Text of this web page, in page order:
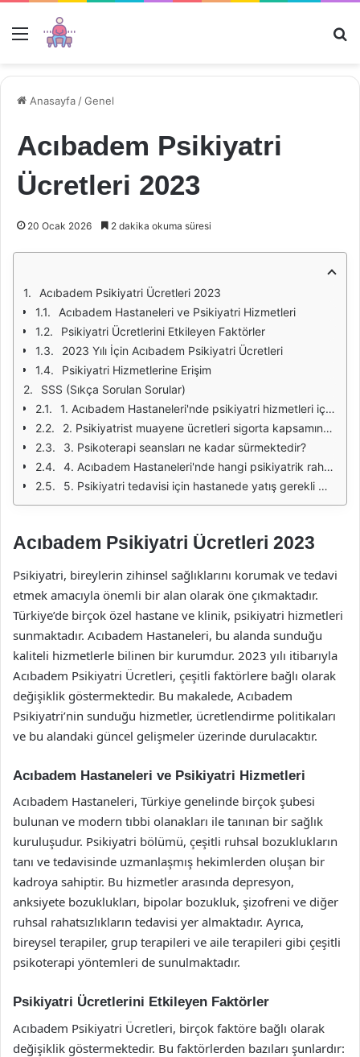
Menü
Anasayfa /Genel
Acıbadem Psikiyatri
Ücretleri 2023
20 Ocak 2026 2 dakika okuma süresi
Acıbadem Psikiyatri Ücretleri 2023
Acıbadem Hastaneleri ve Psikiyatri Hizmetleri
Psikiyatri Ücretlerini Etkileyen Faktörler
2023 Yılı İçin Acıbadem Psikiyatri Ücretleri
Psikiyatri Hizmetlerine Erişim
SSS (Sıkça Sorulan Sorular)
1. Acıbadem Hastaneleri'nde psikiyatri hizmetleri için randevu nasıl alınır?
2. Psikiyatrist muayene ücretleri sigorta kapsamında mı?
3. Psikoterapi seansları ne kadar sürmektedir?
4. Acıbadem Hastaneleri'nde hangi psikiyatrik rahatsızlıklar tedavi edilmektedir?
5. Psikiyatri tedavisi için hastanede yatış gerekli midir?
Acıbadem Psikiyatri Ücretleri 2023
Psikiyatri, bireylerin zihinsel sağlıklarını korumak ve tedavi
etmek amacıyla önemli bir alan olarak öne çıkmaktadır.
Türkiye’de birçok özel hastane ve klinik, psikiyatri hizmetleri
sunmaktadır. Acıbadem Hastaneleri, bu alanda sunduğu
kaliteli hizmetlerle bilinen bir kurumdur. 2023 yılı itibarıyla
Acıbadem Psikiyatri Ücretleri, çeşitli faktörlere bağlı olarak
değişiklik göstermektedir. Bu makalede, Acıbadem
Psikiyatri’nin sunduğu hizmetler, ücretlendirme politikaları
ve bu alandaki güncel gelişmeler üzerinde durulacaktır.
Acıbadem Hastaneleri ve Psikiyatri Hizmetleri
Acıbadem Hastaneleri, Türkiye genelinde birçok şubesi
bulunan ve modern tıbbi olanakları ile tanınan bir sağlık
kuruluşudur. Psikiyatri bölümü, çeşitli ruhsal bozuklukların
tanı ve tedavisinde uzmanlaşmış hekimlerden oluşan bir
kadroya sahiptir. Bu hizmetler arasında depresyon,
anksiyete bozuklukları, bipolar bozukluk, şizofreni ve diğer
ruhsal rahatsızlıkların tedavisi yer almaktadır. Ayrıca,
bireysel terapiler, grup terapileri ve aile terapileri gibi çeşitli
psikoterapi yöntemleri de sunulmaktadır.
Psikiyatri Ücretlerini Etkileyen Faktörler
Acıbadem Psikiyatri Ücretleri, birçok faktöre bağlı olarak
değişiklik göstermektedir. Bu faktörlerden bazıları şunlardır: